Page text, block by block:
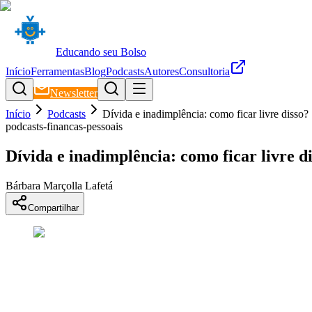
Educando seu Bolso
InícioFerramentasBlogPodcastsAutoresConsultoria
Newsletter
Início
Podcasts
Dívida e inadimplência: como ficar livre disso?
podcasts-financas-pessoais
Dívida e inadimplência: como ficar livre
Bárbara Marçolla Lafetá
Compartilhar